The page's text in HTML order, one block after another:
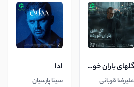
گلهای باران خورده
علیرضا قربانی
ادا
سینا پارسیان